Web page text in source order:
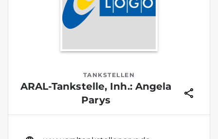
TANKSTELLEN
ARAL-Tankstelle, Inh.: Angela
Parys